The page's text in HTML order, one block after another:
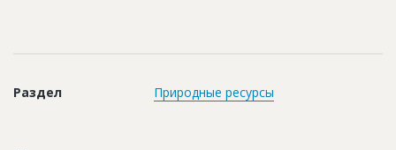
Платные услуги
Раздел Природные ресурсы